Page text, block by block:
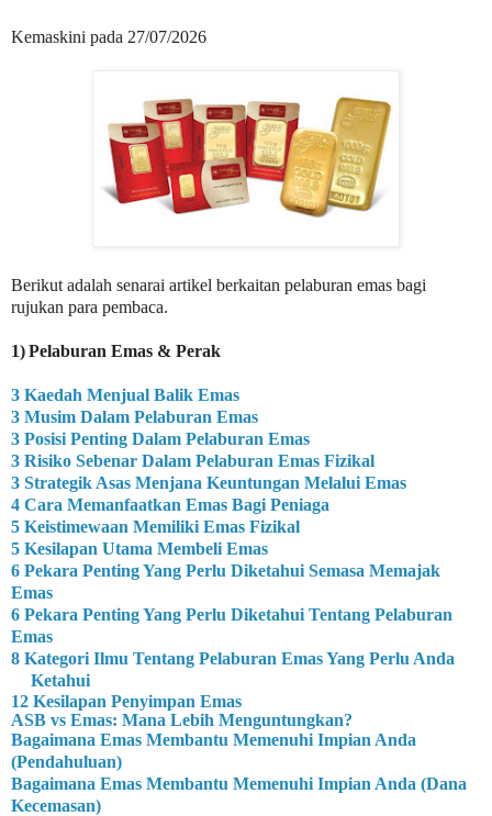
Kemaskini pada 27/07/2026
Berikut adalah senarai artikel berkaitan pelaburan emas bagi
rujukan para pembaca.
Pelaburan Emas & Perak
3 Kaedah Menjual Balik Emas
3 Musim Dalam Pelaburan Emas
3 Posisi Penting Dalam Pelaburan Emas
3 Risiko Sebenar Dalam Pelaburan Emas Fizikal
3 Strategik Asas Menjana Keuntungan Melalui Emas
4 Cara Memanfaatkan Emas Bagi Peniaga
5 Keistimewaan Memiliki Emas Fizikal
5 Kesilapan Utama Membeli Emas
6 Pekara Penting Yang Perlu Diketahui Semasa Memajak
Emas
6 Pekara Penting Yang Perlu Diketahui Tentang Pelaburan
Emas
8 Kategori Ilmu Tentang Pelaburan Emas Yang Perlu Anda
Ketahui
12 Kesilapan Penyimpan Emas
ASB vs Emas: Mana Lebih Menguntungkan?
Bagaimana Emas Membantu Memenuhi Impian Anda
(Pendahuluan)
Bagaimana Emas Membantu Memenuhi Impian Anda (Dana
Kecemasan)